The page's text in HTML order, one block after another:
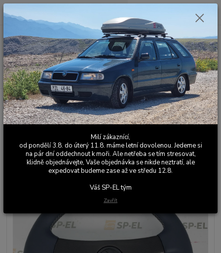
Menu
Hledat
Po - Pá 9:00 - 17:00
0,00 Kč
Úvod Kožené a látkové doplňky Škoda Favorit Volanty
Volant
Favorit - 4 ramenný - černá - šedivá nit
Volant Favorit - 4 ramenný -
černá - šedivá nit
Milí zákaznící,
od pondělí 3.8. do úterý 11.8. máme letní dovolenou. Jedeme si
na pár dní oddechnout k moři. Ale netřeba se tím stresovat,
klidně objednávejte, Vaše objednávka se nikde neztratí, ale
expedovat budeme zase až ve středu 12.8.
Váš SP-EL tým
Zavřít